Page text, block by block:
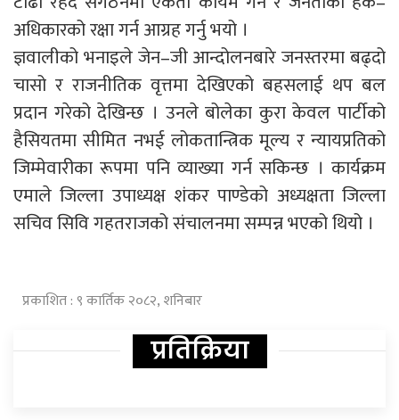
अधिकारको रक्षा गर्न आग्रह गर्नु भयो ।
ज्ञवालीको भनाइले जेन–जी आन्दोलनबारे जनस्तरमा बढ्दो
चासो र राजनीतिक वृत्तमा देखिएको बहसलाई थप बल
प्रदान गरेको देखिन्छ । उनले बोलेका कुरा केवल पार्टीको
हैसियतमा सीमित नभई लोकतान्त्रिक मूल्य र न्यायप्रतिको
जिम्मेवारीका रूपमा पनि व्याख्या गर्न सकिन्छ । कार्यक्रम
एमाले जिल्ला उपाध्यक्ष शंकर पाण्डेको अध्यक्षता जिल्ला
सचिव सिवि गहतराजको संचालनमा सम्पन्न भएको थियो ।
प्रकाशित : ९ कार्तिक २०८२, शनिबार
प्रतिक्रिया